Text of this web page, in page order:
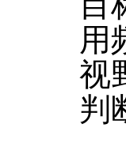
用
视
判